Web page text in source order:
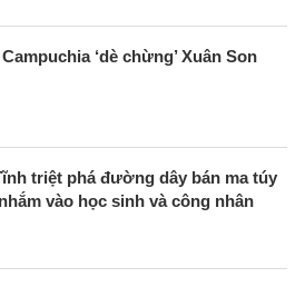
‘dè chừng’ Xuân Son
triệt phá đường dây bán ma túy
nhắm vào học sinh và công nhân